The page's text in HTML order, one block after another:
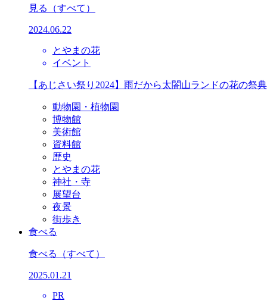
見る （すべて）
2024.06.22
とやまの花
イベント
【あじさい祭り2024】雨だから太閤山ランドの花の祭
動物園・植物園
博物館
美術館
資料館
歴史
とやまの花
神社・寺
展望台
夜景
街歩き
食べる
食べる （すべて）
2025.01.21
PR